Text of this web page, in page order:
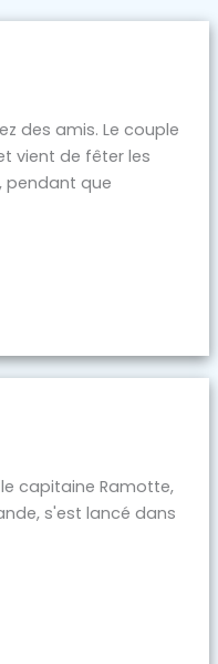
des amis. Le couple
vient de fêter les
pendant que
capitaine Ramotte,
s'est lancé dans